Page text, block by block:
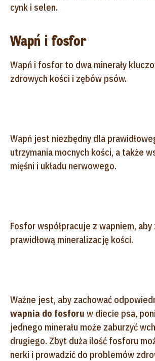
cynk i selen.
Wapń i fosfor
Wapń i fosfor to dwa minerały
zdrowych kości i zębów psów.
Wapń jest niezbędny dla
utrzymania mocnych kości, a także
mięśni i układu nerwowego.
Fosfor współpracuje z wapniem,
prawidłową mineralizację kości.
Ważne jest, aby zachować
wapnia do fosforu w diecie psa,
jednego minerału może zaburzyć
drugiego. Zbyt duża ilość fosforu
nerki i prowadzić do problemów